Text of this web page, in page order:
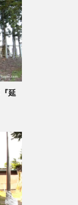
延